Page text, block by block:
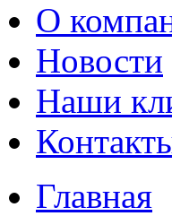
О
Новости
Наши
Главная